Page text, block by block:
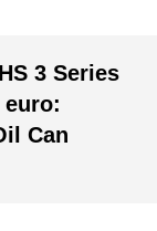
3 Series
Can